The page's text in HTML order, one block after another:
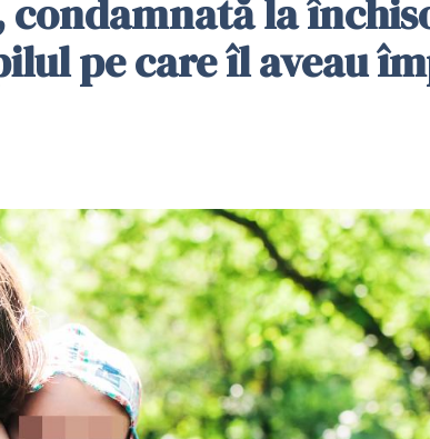
la
pe care îl aveau